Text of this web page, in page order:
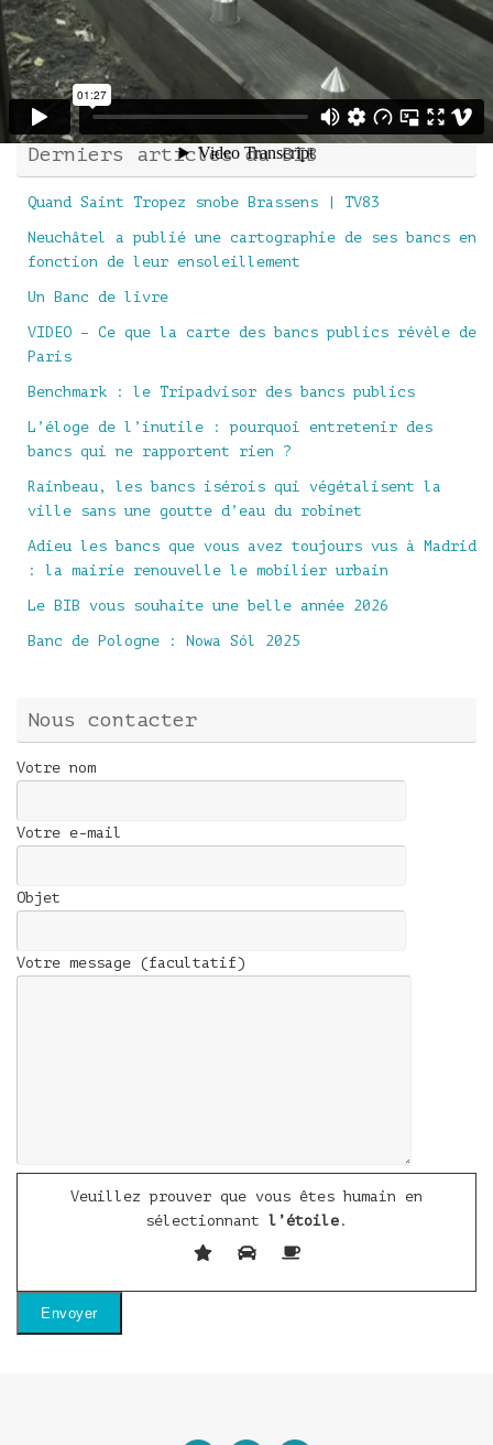
Derniers articles du BIB
Quand Saint Tropez snobe Brassens | TV83
Neuchâtel a publié une cartographie de ses bancs en
fonction de leur ensoleillement
Un Banc de livre
VIDEO – Ce que la carte des bancs publics révèle de
Paris
Benchmark : le Tripadvisor des bancs publics
L’éloge de l’inutile : pourquoi entretenir des
bancs qui ne rapportent rien ?
Rainbeau, les bancs isérois qui végétalisent la
ville sans une goutte d’eau du robinet
Adieu les bancs que vous avez toujours vus à Madrid
: la mairie renouvelle le mobilier urbain
Le BIB vous souhaite une belle année 2026
Banc de Pologne : Nowa Sól 2025
Nous contacter
Votre nom
Votre e-mail
Objet
Votre message (facultatif)
Veuillez prouver que vous êtes humain en
sélectionnant l’étoile .